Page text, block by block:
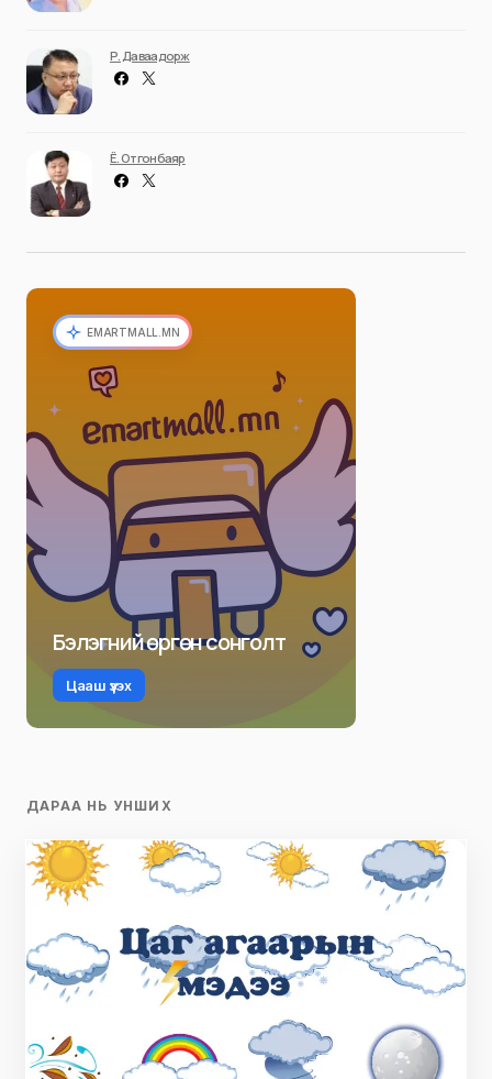
Р. Даваадорж
Ё. Отгонбаяр
EMARTMALL.MN
Бэлэгний өргөн сонголт
Цааш үзэх
ДАРАА НЬ УНШИХ